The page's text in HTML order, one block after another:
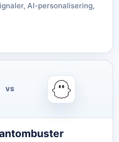
AI-personalisering,
VS